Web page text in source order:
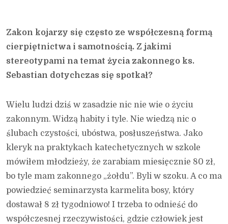
Zakon kojarzy się często ze współczesną formą
cierpiętnictwa i samotnością. Z jakimi
stereotypami na temat życia zakonnego ks.
Sebastian dotychczas się spotkał?
Wielu ludzi dziś w zasadzie nic nie wie o życiu
zakonnym. Widzą habity i tyle. Nie wiedzą nic o
ślubach czystości, ubóstwa, posłuszeństwa. Jako
kleryk na praktykach katechetycznych w szkole
mówiłem młodzieży, że zarabiam miesięcznie 80 zł,
bo tyle mam zakonnego „żołdu”. Byli w szoku. A co ma
powiedzieć seminarzysta karmelita bosy, który
dostawał 8 zł tygodniowo! I trzeba to odnieść do
współczesnej rzeczywistości, gdzie człowiek jest